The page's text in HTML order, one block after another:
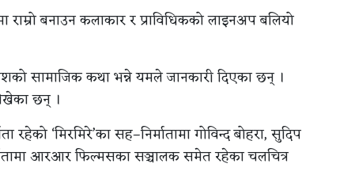
राम्रो बनाउन कलाकार र प्राविधिकको लाइनअप बलियो
सामाजिक कथा भन्ने यमले जानकारी दिएका छन् ।
छन् ।
रहेको ‘मिरमिरे’का सह–निर्मातामा गोविन्द बोहरा, सुदिप
आरआर फिल्मसका सञ्चालक समेत रहेका चलचित्र